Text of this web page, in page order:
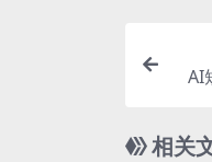
AI
相关